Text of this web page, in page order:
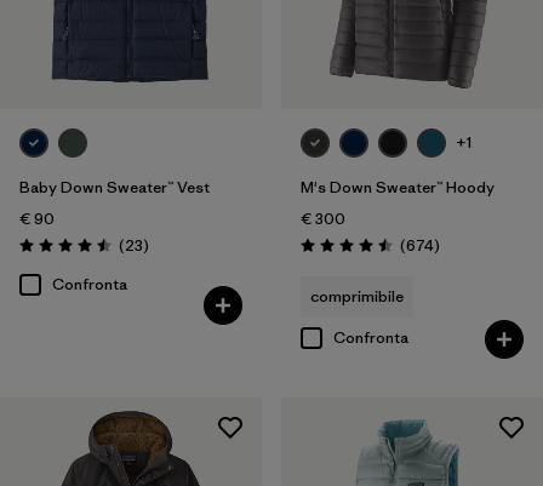
Baby Down Sweater™ Vest
€ 90
Valutazione: 4.5 / 5
(23Recensioni
)
Confronta
+1
M's Down Sweater™ Hoody
€ 300
Valutazione: 4.5 / 5
(674Recensioni
)
comprimibile
Confronta